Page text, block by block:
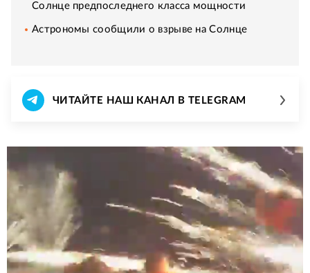
Солнце предпоследнего класса мощности
Астрономы сообщили о взрыве на Солнце
ЧИТАЙТЕ НАШ КАНАЛ В TELEGRAM